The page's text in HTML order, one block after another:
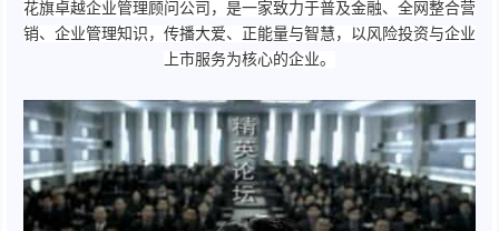
花旗卓越企业管理顾问 公司，是一家致力于普及金融、全网整合营
销、企业管理知识，传播大爱、正能量与智慧，以风险投资与企业
上市服务为核心的企业。